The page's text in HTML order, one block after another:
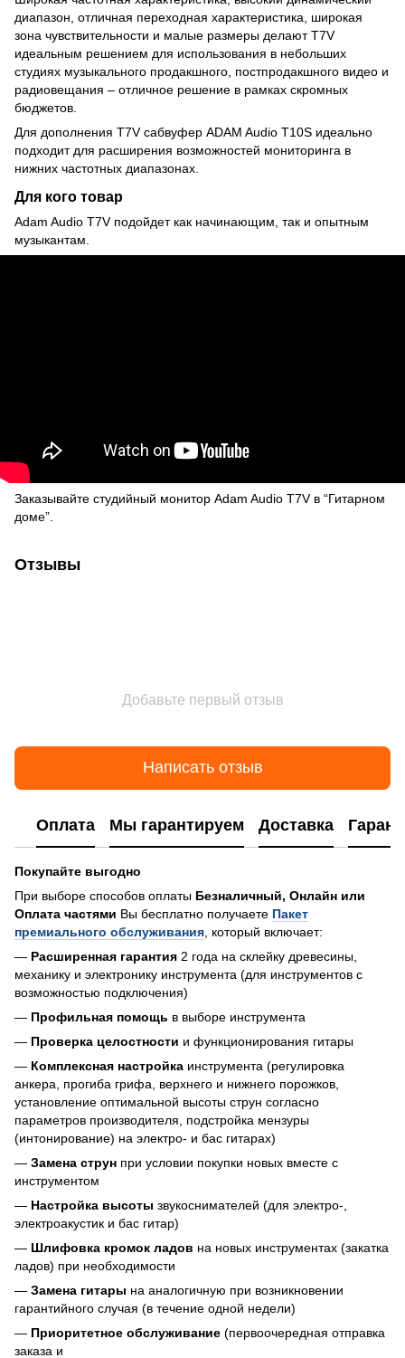
диапазон, отличная переходная характеристика, широкая
зона чувствительности и малые размеры делают T7V
идеальным решением для использования в небольших
студиях музыкального продакшного, постпродакшного видео и
радиовещания – отличное решение в рамках скромных
бюджетов.
Для дополнения T7V сабвуфер ADAM Audio T10S идеально
подходит для расширения возможностей мониторинга в
нижних частотных диапазонах.
Для кого товар
Adam Audio T7V подойдет как начинающим, так и опытным
музыкантам.
Заказывайте студийный монитор Adam Audio T7V в “Гитарном
доме”.
Отзывы
Добавьте первый отзыв
Написать отзыв
Оплата Мы гарантируем Доставка
Покупайте выгодно
При выборе способов оплаты Безналичный, Онлайн или
Оплата частями Вы бесплатно получаете Пакет
премиального обслуживания , который включает:
— Расширенная гарантия 2 года на склейку древесины,
механику и электронику инструмента (для инструментов с
возможностью подключения)
— Профильная помощь в выборе инструмента
— Проверка целостности и функционирования гитары
— Комплексная настройка инструмента (регулировка
анкера, прогиба грифа, верхнего и нижнего порожков,
установление оптимальной высоты струн согласно
параметров производителя, подстройка мензуры
(интонирование) на электро- и бас гитарах)
— Замена струн при условии покупки новых вместе с
инструментом
— Настройка высоты звукоснимателей (для электро-,
электроакустик и бас гитар)
— Шлифовка кромок ладов на новых инструментах (закатка
ладов) при необходимости
— Замена гитары на аналогичную при возникновении
гарантийного случая (в течение одной недели)
— Приоритетное обслуживание (первоочередная отправка
заказа и